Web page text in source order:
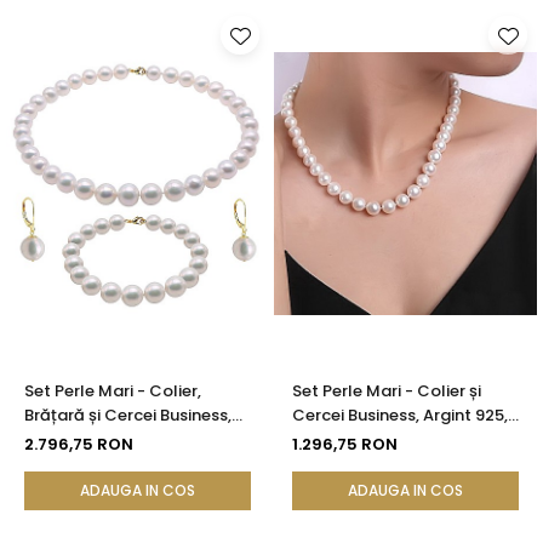
Set Perle Mari - Colier,
Brățară și Cercei Business,
Aur Galben 14K, Perle Albe
KASKADDA®
2.796,75 RON
ADAUGA IN COS
Set Perle Mari - Colier și
Cercei Business, Argint 925,
Perle Albe Premium 8,5-9,5
1.296,75 RON
ADAUGA IN COS